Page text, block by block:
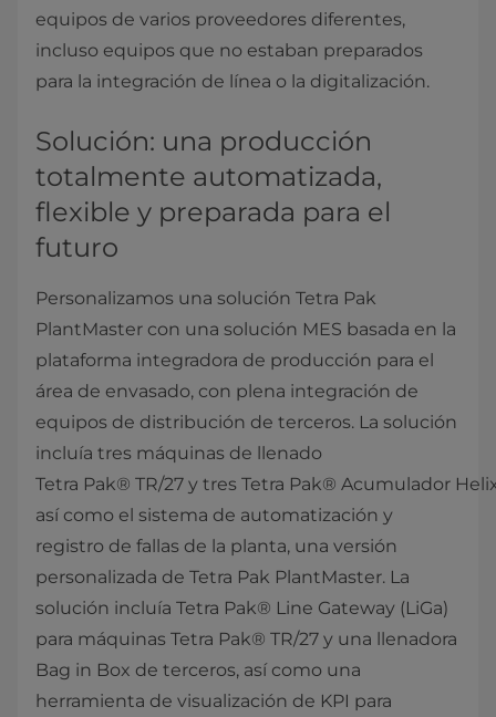
equipos de varios proveedores diferentes,
incluso equipos que no estaban preparados
para la integración de línea o la digitalización.
Solución: una producción
totalmente automatizada,
flexible y preparada para el
futuro
Personalizamos una solución Tetra Pak
PlantMaster con una solución MES basada en la
plataforma integradora de producción para el
área de envasado, con plena integración de
equipos de distribución de terceros. La solución
incluía tres máquinas de llenado
Tetra Pak® TR/27 y tres Tetra Pak® Acumulador
así como el sistema de automatización y
registro de fallas de la planta, una versión
personalizada de Tetra Pak PlantMaster. La
solución incluía Tetra Pak® Line Gateway (LiGa)
para máquinas Tetra Pak® TR/27 y una llenadora
Bag in Box de terceros, así como una
herramienta de visualización de KPI para